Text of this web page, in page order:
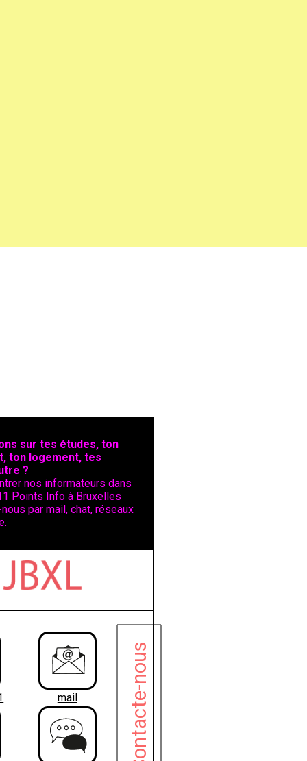
sur tes études, ton
ton logement, tes
?
nos informateurs dans
Points Info à Bruxelles
par mail, chat, réseaux
mail Contacte-nous